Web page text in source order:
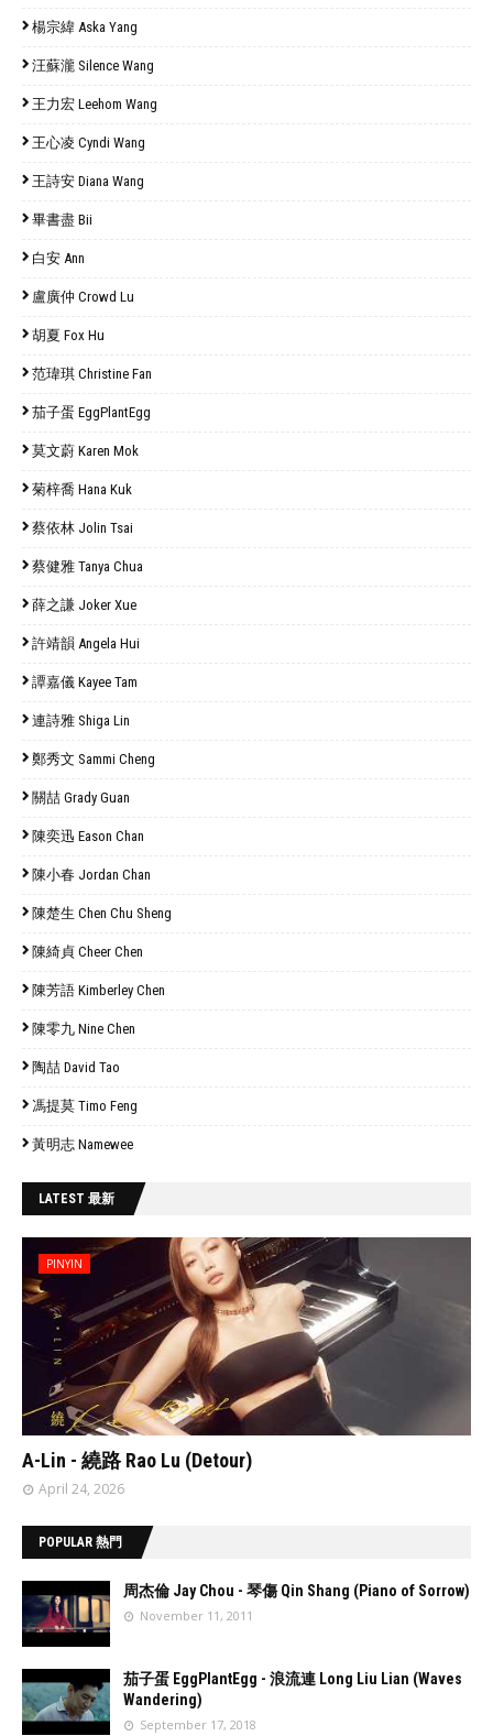
楊宗緯 Aska Yang
汪蘇瀧 Silence Wang
王力宏 Leehom Wang
王心凌 Cyndi Wang
王詩安 Diana Wang
畢書盡 Bii
白安 Ann
盧廣仲 Crowd Lu
胡夏 Fox Hu
范瑋琪 Christine Fan
茄子蛋 EggPlantEgg
莫文蔚 Karen Mok
菊梓喬 Hana Kuk
蔡依林 Jolin Tsai
蔡健雅 Tanya Chua
薛之謙 Joker Xue
許靖韻 Angela Hui
譚嘉儀 Kayee Tam
連詩雅 Shiga Lin
鄭秀文 Sammi Cheng
關喆 Grady Guan
陳奕迅 Eason Chan
陳小春 Jordan Chan
陳楚生 Chen Chu Sheng
陳綺貞 Cheer Chen
陳芳語 Kimberley Chen
陳零九 Nine Chen
陶喆 David Tao
馮提莫 Timo Feng
黃明志 Namewee
LATEST 最新
PINYIN
A-Lin - 繞路 Rao Lu (Detour)
April 24, 2026
POPULAR 熱門
'data:post.fea
turedImage
resizeImage
100'
周杰倫 Jay Chou - 琴傷 Qin Shang (Piano of Sorrow)
November 11, 2011
茄子蛋 EggPlantEgg - 浪流連 Long Liu Lian (Waves
Wandering)
September 17, 2018